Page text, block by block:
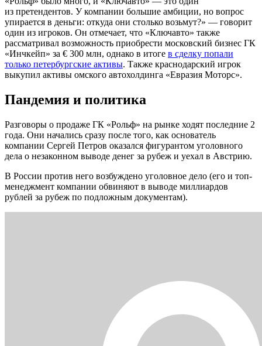
из претендентов. У компании большие амбиции, но вопрос
упирается в деньги: откуда они столько возьмут?» — говорит
один из игроков. Он отмечает, что «Ключавто» также
рассматривал возможность приобрести московский бизнес ГК
«Инчкейп» за € 300 млн, однако в итоге в сделку попали
только петербургские активы. Также краснодарский игрок
выкупил активы омского автохолдинга «Евразия Моторс».
Пандемия и политика
Разговоры о продаже ГК «Рольф» на рынке ходят последние 2
года. Они начались сразу после того, как основатель
компании Сергей Петров оказался фигурантом уголовного
дела о незаконном выводе денег за рубеж и уехал в Австрию.
В России против него возбуждено уголовное дело (его и топ-
менеджмент компании обвиняют в выводе миллиардов
рублей за рубеж по подложным документам).